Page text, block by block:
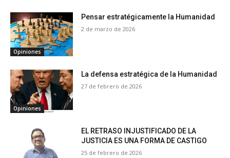
Opiniones
Pensar estratégicamente la Humanidad
2 de marzo de 2026
Opiniones
La defensa estratégica de la Humanidad
27 de febrero de 2026
EL RETRASO INJUSTIFICADO DE LA
JUSTICIA ES UNA FORMA DE CASTIGO
25 de febrero de 2026